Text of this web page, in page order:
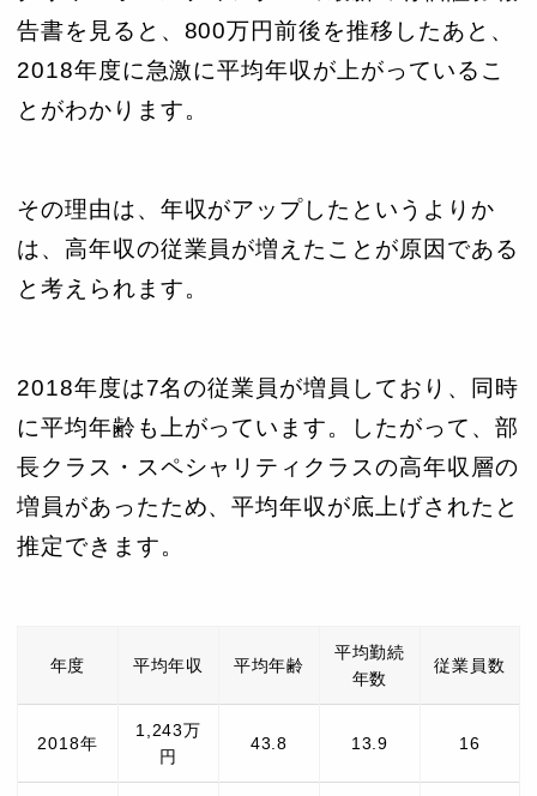
告書を見ると、800万円前後を推移したあと、
2018年度に急激に平均年収が上がっているこ
とがわかります。
その理由は、年収がアップしたというよりか
は、高年収の従業員が増えたことが原因である
と考えられます。
2018年度は7名の従業員が増員しており、同時
に平均年齢も上がっています。したがって、部
長クラス・スペシャリティクラスの高年収層の
増員があったため、平均年収が底上げされたと
推定できます。
年度 平均年収 平均年齢
平均勤続
年数
従業員数
2018年
1,243万
円
43.8 13.9 16